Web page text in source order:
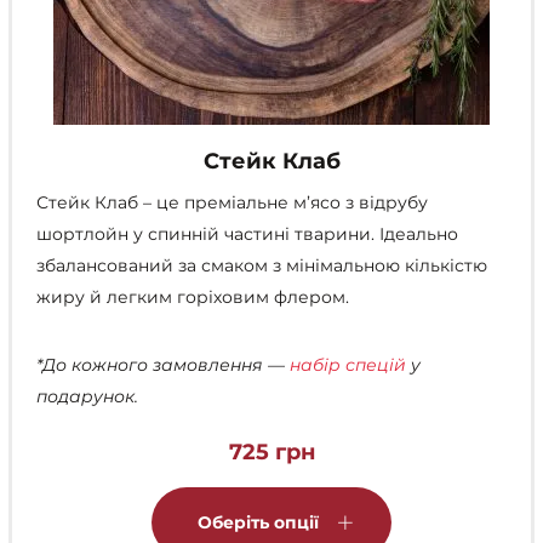
Стейк Клаб
Стейк Клаб – це преміальне м’ясо з відрубу
шортлойн у спинній частині тварини. Ідеально
збалансований за смаком з мінімальною кількістю
жиру й легким горіховим флером.
*До кожного замовлення — набір спецій у
подарунок.
725 грн
Оберіть опції